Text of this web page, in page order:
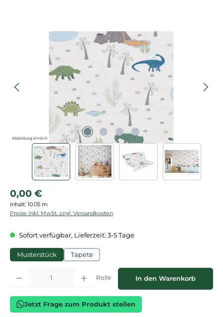
Bildergalerie überspringen
Abbildung ähnlich
Regulärer Preis:
0,00 €
Inhalt: 10.05 m
Preise inkl. MwSt. zzgl. Versandkosten
Sofort verfügbar, Lieferzeit: 3-5 Tage
Musterstück Tapete
Produkt Anzahl: Gib den gewünschten Wert ein oder benutze die
Rolle In den Warenkorb
Jetzt Frage zum Produkt stellen